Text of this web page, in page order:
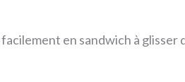
en sandwich à glisser